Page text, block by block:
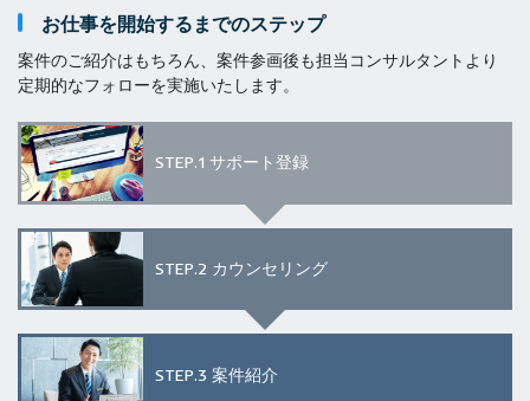
お仕事を開始するまでのステップ
案件のご紹介はもちろん、案件参画後も担当コンサルタントより
定期的なフォローを実施いたします。
STEP.1 サポート登録
STEP.2 カウンセリング
STEP.3 案件紹介